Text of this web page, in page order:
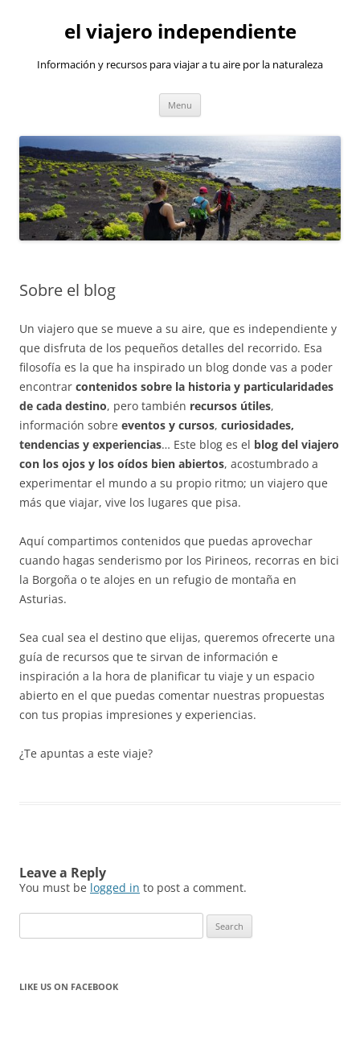
el viajero independiente
Información y recursos para viajar a tu aire por la naturaleza
Menu
Sobre el blog
Un viajero que se mueve a su aire, que es independiente y
que disfruta de los pequeños detalles del recorrido. Esa
filosofía es la que ha inspirado un blog donde vas a poder
encontrar contenidos sobre la historia y particularidades
de cada destino, pero también recursos útiles,
información sobre eventos y cursos, curiosidades,
tendencias y experiencias… Este blog es el blog del viajero
con los ojos y los oídos bien abiertos, acostumbrado a
experimentar el mundo a su propio ritmo; un viajero que
más que viajar, vive los lugares que pisa.
Aquí compartimos contenidos que puedas aprovechar
cuando hagas senderismo por los Pirineos, recorras en bici
la Borgoña o te alojes en un refugio de montaña en
Asturias.
Sea cual sea el destino que elijas, queremos ofrecerte una
guía de recursos que te sirvan de información e
inspiración a la hora de planificar tu viaje y un espacio
abierto en el que puedas comentar nuestras propuestas
con tus propias impresiones y experiencias.
¿Te apuntas a este viaje?
Leave a Reply
You must be logged in to post a comment.
for:
LIKE US ON FACEBOOK